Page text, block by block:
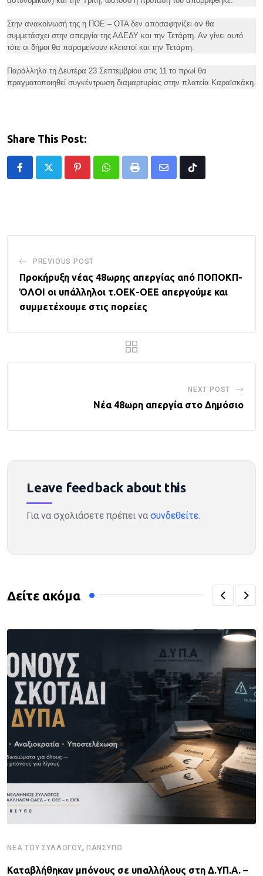
Στην ανακοίνωσή της η ΠΟΕ – ΟΤΑ δεν αποσαφηνίζει αν θα
συμμετάσχει στην απεργία της ΑΔΕΔΥ και την Τετάρτη. Αν γίνει αυτό
τότε οι δήμοι θα παραμείνουν κλειστοί και την Τετάρτη.
Παράλληλα τη Δευτέρα 23 Σεπτεμβρίου στις 11 το πρωί θα
πραγματοποιηθεί συγκέντρωση διαμαρτυρίας στην πλατεία Καραϊσκάκη.
Share This Post:
PinterestWhatsappPrint
Share
Tiktok
PREVIOUS POST
Προκήρυξη νέας 48ωρης απεργίας από ΠΟΠΟΚΠ-
ΌΛΟΙ οι υπάλληλοι τ.ΟΕΚ-ΟΕΕ απεργούμε και
συμμετέχουμε στις πορείες
NEXT POST
Νέα 48ωρη απεργία στο Δημόσιο
Leave feedback about this
Για να σχολιάσετε πρέπει να συνδεθείτε.
Δείτε ακόμα
ΝΈΑ ΤΟΥ ΣΥΛΛΌΓΟΥ, ΠΑΝΣΥΠΟ
Καταβλήθηκαν μπόνους σε υπαλλήλους στη Δ.ΥΠ.Α. –